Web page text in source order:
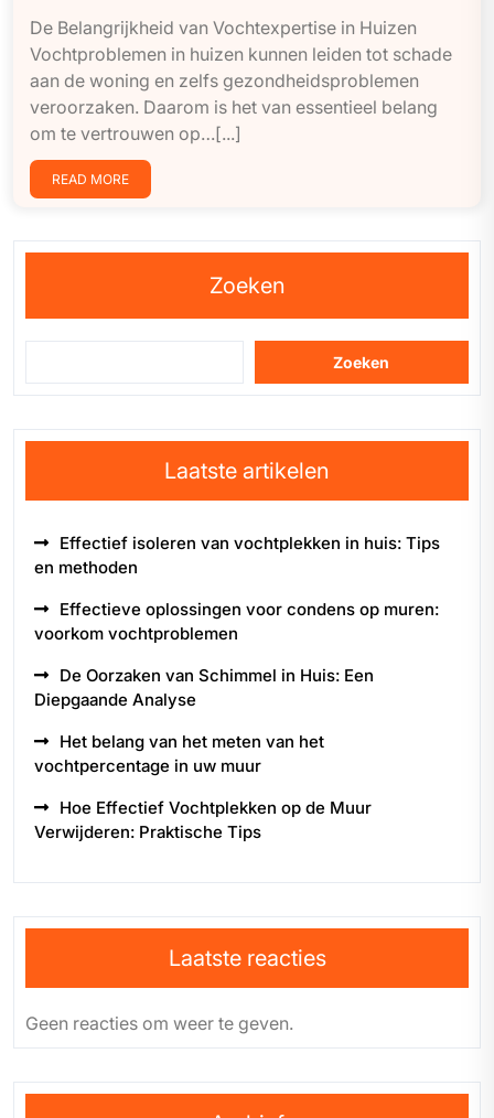
De Belangrijkheid van Vochtexpertise in Huizen
Vochtproblemen in huizen kunnen leiden tot schade
aan de woning en zelfs gezondheidsproblemen
veroorzaken. Daarom is het van essentieel belang
om te vertrouwen op…[...]
READ MORE
Zoeken
Zoeken
Laatste artikelen
Effectief isoleren van vochtplekken in huis: Tips
en methoden
Effectieve oplossingen voor condens op muren:
voorkom vochtproblemen
De Oorzaken van Schimmel in Huis: Een
Diepgaande Analyse
Het belang van het meten van het
vochtpercentage in uw muur
Hoe Effectief Vochtplekken op de Muur
Verwijderen: Praktische Tips
Laatste reacties
Geen reacties om weer te geven.